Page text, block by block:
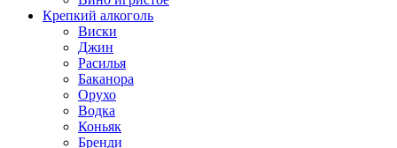
Крепкий алкоголь
Виски
Джин
Расилья
Баканора
Орухо
Водка
Коньяк
Бренди